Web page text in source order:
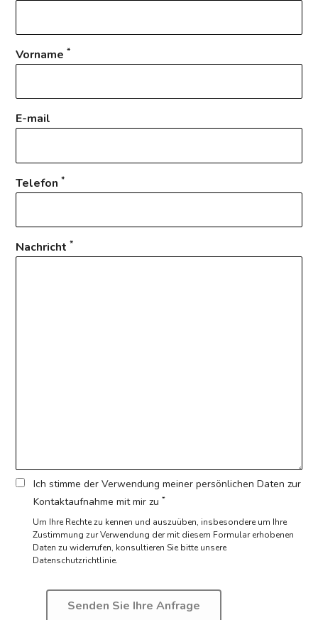
Vorname*
E-mail
Telefon*
Nachricht*
Ich stimme der Verwendung meiner persönlichen Daten zur
Kontaktaufnahme mit mir zu *
Um Ihre Rechte zu kennen und auszuüben, insbesondere um Ihre
Zustimmung zur Verwendung der mit diesem Formular erhobenen
Daten zu widerrufen, konsultieren Sie bitte unsere
Datenschutzrichtlinie.